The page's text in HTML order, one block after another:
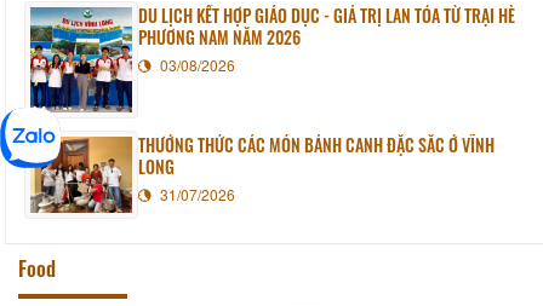
DU LỊCH KẾT HỢP GIÁO DỤC - GIÁ TRỊ LAN TỎA TỪ TRẠI HÈ
PHƯƠNG NAM NĂM 2026
03/08/2026
THƯỞNG THỨC CÁC MÓN BÁNH CANH ĐẶC SẮC Ở VĨNH
LONG
31/07/2026
Food